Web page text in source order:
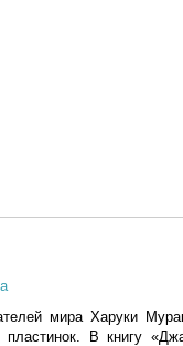
мира Харуки
В книгу